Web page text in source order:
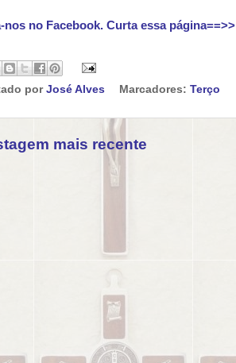
nos no Facebook. Curta essa página==>>
por José Alves Marcadores: Terço
mais recente